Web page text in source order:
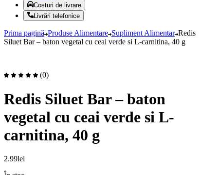
Costuri de livrare
Livrări telefonice
Prima pagină Produse Alimentare Supliment Alimentar Redis
Siluet Bar – baton vegetal cu ceai verde si L-carnitina, 40 g
(0)
Redis Siluet Bar – baton
vegetal cu ceai verde si L-
carnitina, 40 g
2.99lei